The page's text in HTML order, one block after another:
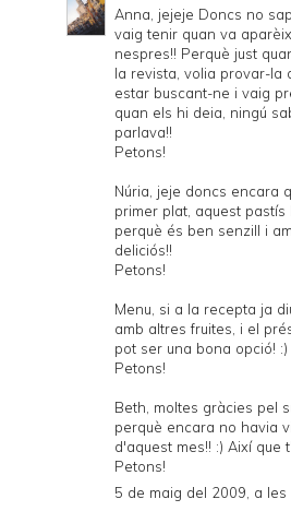
Anna, jejeje Doncs no
vaig tenir quan va
nespres!! Perquè just
la revista, volia provar-la
estar buscant-ne i vaig
quan els hi deia, ningú
parlava!!
Petons!
Núria, jeje doncs encara
primer plat, aquest
perquè és ben senzill i
deliciós!!
Petons!
Menu, si a la recepta ja
amb altres fruites, i el
pot ser una bona opció! :)
Petons!
Beth, moltes gràcies pel
perquè encara no havia
d'aquest mes!! :) Així que
Petons!
5 de maig del 2009, a les